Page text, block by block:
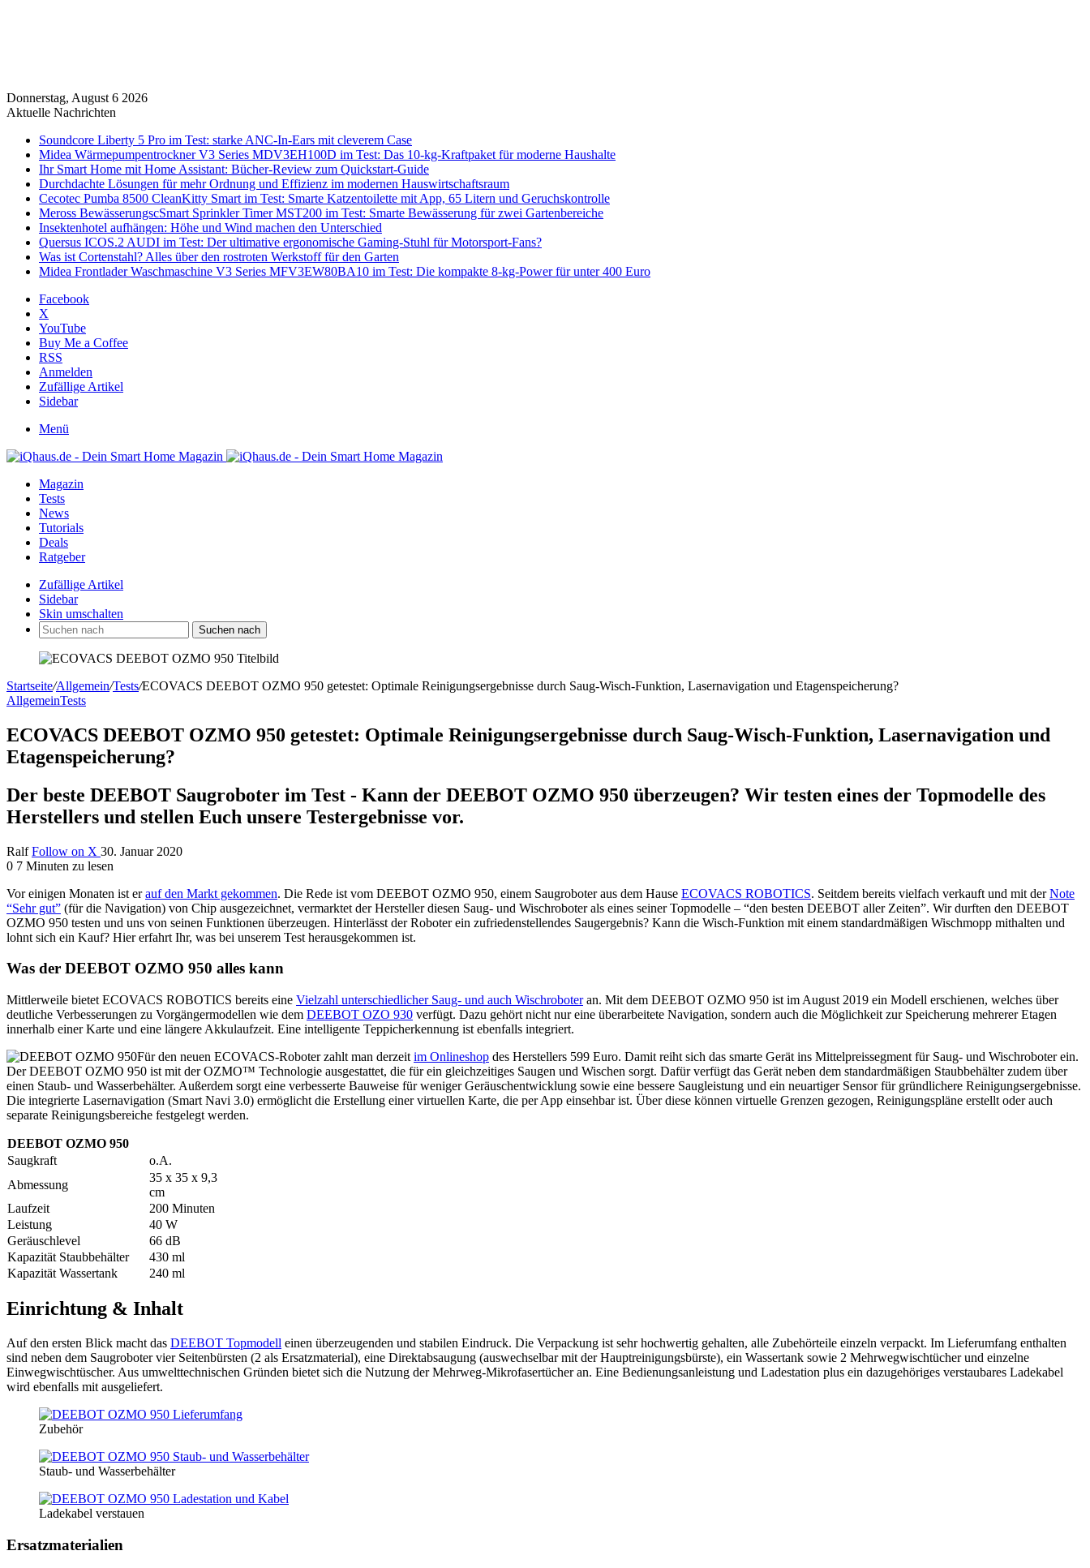
Donnerstag, August 6 2026
Aktuelle Nachrichten
Soundcore Liberty 5 Pro im Test: starke ANC-In-Ears mit cleverem Case
Midea Wärmepumpentrockner V3 Series MDV3EH100D im Test: Das 10-kg-Kraftpaket für moderne Haushalte
Ihr Smart Home mit Home Assistant: Bücher-Review zum Quickstart-Guide
Durchdachte Lösungen für mehr Ordnung und Effizienz im modernen Hauswirtschaftsraum
Cecotec Pumba 8500 CleanKitty Smart im Test: Smarte Katzentoilette mit App, 65 Litern und Geruchskontrolle
Meross BewässerungscSmart Sprinkler Timer MST200 im Test: Smarte Bewässerung für zwei Gartenbereiche
Insektenhotel aufhängen: Höhe und Wind machen den Unterschied
Quersus ICOS.2 AUDI im Test: Der ultimative ergonomische Gaming-Stuhl für Motorsport-Fans?
Was ist Cortenstahl? Alles über den rostroten Werkstoff für den Garten
Midea Frontlader Waschmaschine V3 Series MFV3EW80BA10 im Test: Die kompakte 8-kg-Power für unter 400 Euro
Facebook
X
YouTube
Buy Me a Coffee
RSS
Anmelden
Zufällige Artikel
Sidebar
Menü
Magazin
Tests
News
Tutorials
Deals
Ratgeber
Zufällige Artikel
Sidebar
Skin umschalten
Suchen nach
Startseite/Allgemein/Tests/ECOVACS DEEBOT OZMO 950 getestet: Optimale Reinigungsergebnisse durch Saug-Wisch-Funktion, Lasernavigation und Etagenspeicherung?
AllgemeinTests
ECOVACS DEEBOT OZMO 950 getestet: Optimale Reinigungsergebnisse durch Saug-Wisch-Funktion, Lasernavigation und
Etagenspeicherung?
Der beste DEEBOT Saugroboter im Test - Kann der DEEBOT OZMO 950 überzeugen? Wir testen eines der Topmodelle des
Herstellers und stellen Euch unsere Testergebnisse vor.
Ralf Follow on X 30. Januar 2020
0 7 Minuten zu lesen
Vor einigen Monaten ist erauf den Markt gekommen. Die Rede ist vom DEEBOT OZMO 950, einem Saugroboter aus dem Hause ECOVACS ROBOTICS. Seitdem bereits vielfach verkauft und mit derNote
“Sehr gut” (für die Navigation) von Chip ausgezeichnet, vermarktet der Hersteller diesen Saug- und Wischroboter als eines seiner Topmodelle – “den besten DEEBOT aller Zeiten”. Wir durften den DEEBOT
OZMO 950 testen und uns von seinen Funktionen überzeugen. Hinterlässt der Roboter ein zufriedenstellendes Saugergebnis? Kann die Wisch-Funktion mit einem standardmäßigen Wischmopp mithalten und
lohnt sich ein Kauf? Hier erfahrt Ihr, was bei unserem Test herausgekommen ist.
Was der DEEBOT OZMO 950 alles kann
Mittlerweile bietet ECOVACS ROBOTICS bereits eine Vielzahl unterschiedlicher Saug- und auch Wischroboteran. Mit dem DEEBOT OZMO 950 ist im August 2019 ein Modell erschienen, welches über
deutliche Verbesserungen zu Vorgängermodellen wie dem DEEBOT OZO 930 verfügt. Dazu gehört nicht nur eine überarbeitete Navigation, sondern auch die Möglichkeit zur Speicherung mehrerer Etagen
innerhalb einer Karte und eine längere Akkulaufzeit. Eine intelligente Teppicherkennung ist ebenfalls integriert.
Für den neuen ECOVACS-Roboter zahlt man derzeit im Onlineshop des Herstellers 599 Euro. Damit reiht sich das smarte Gerät ins Mittelpreissegment für Saug- und Wischroboter ein.
Der DEEBOT OZMO 950 ist mit der OZMO™ Technologie ausgestattet, die für ein gleichzeitiges Saugen und Wischen sorgt. Dafür verfügt das Gerät neben dem standardmäßigen Staubbehälter zudem über
einen Staub- und Wasserbehälter. Außerdem sorgt eine verbesserte Bauweise für weniger Geräuschentwicklung sowie eine bessere Saugleistung und ein neuartiger Sensor für gründlichere Reinigungsergebnisse.
Die integrierte Lasernavigation (Smart Navi 3.0) ermöglicht die Erstellung einer virtuellen Karte, die per App einsehbar ist. Über diese können virtuelle Grenzen gezogen, Reinigungspläne erstellt oder auch
separate Reinigungsbereiche festgelegt werden.
DEEBOT OZMO 950
Saugkraft
o.A.
Abmessung
35 x 35 x 9,3
cm
Laufzeit
200 Minuten
Leistung
40 W
Geräuschlevel
66 dB
Kapazität Staubbehälter
430 ml
Kapazität Wassertank
240 ml
Einrichtung & Inhalt
Auf den ersten Blick macht das DEEBOT Topmodell einen überzeugenden und stabilen Eindruck. Die Verpackung ist sehr hochwertig gehalten, alle Zubehörteile einzeln verpackt. Im Lieferumfang enthalten
sind neben dem Saugroboter vier Seitenbürsten (2 als Ersatzmaterial), eine Direktabsaugung (auswechselbar mit der Hauptreinigungsbürste), ein Wassertank sowie 2 Mehrwegwischtücher und einzelne
Einwegwischtüscher. Aus umwelttechnischen Gründen bietet sich die Nutzung der Mehrweg-Mikrofasertücher an. Eine Bedienungsanleistung und Ladestation plus ein dazugehöriges verstaubares Ladekabel
wird ebenfalls mit ausgeliefert.
Zubehör
Staub- und Wasserbehälter
Ladekabel verstauen
Ersatzmaterialien